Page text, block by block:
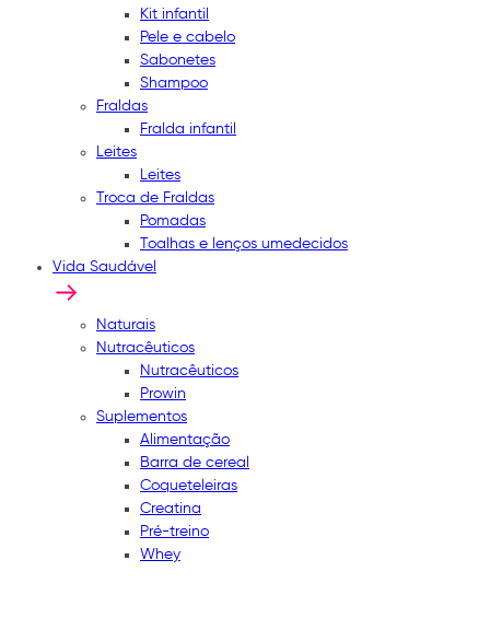
Kit infantil
Pele e cabelo
Sabonetes
Shampoo
Fraldas
Fralda infantil
Leites
Leites
Troca de Fraldas
Pomadas
Toalhas e lenços umedecidos
Vida Saudável
Naturais
Nutracêuticos
Nutracêuticos
Prowin
Suplementos
Alimentação
Barra de cereal
Coqueteleiras
Creatina
Pré-treino
Whey